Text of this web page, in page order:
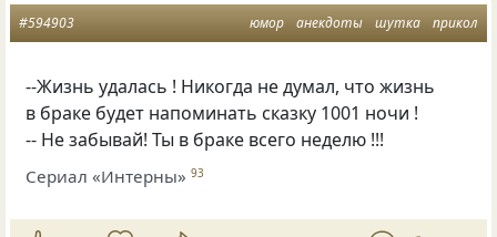
юмор анекдоты шутка прикол
#594903
--Жизнь удалась ! Никогда не думал, что жизнь
в браке будет напоминать сказку 1001 ночи !
-- Не забывай! Ты в браке всего неделю !!!
Сериал «Интерны» 93